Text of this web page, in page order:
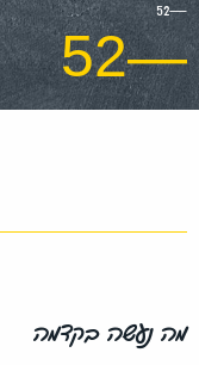
—52
—52
מה נעשה בקדמה